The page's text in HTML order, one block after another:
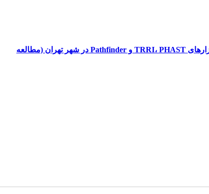
ارزیابی و مدیریت خطرات ایمنی و بهداشتی حمل‌‌ونقل مواد خطرناک و مدل‌سازی پیامد با استفاده از روش و نرم‌افزارهای TRRI، PHAST و Pathfinder در شهر تهران (مطالعه